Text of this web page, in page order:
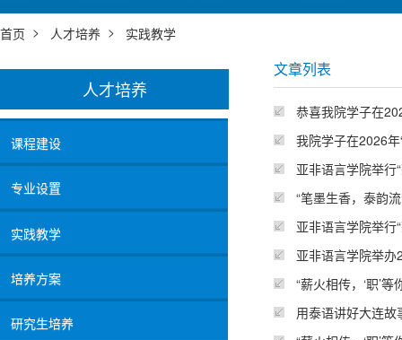
首页 > 人才培养 > 实践教学
人才培养
课程建设
专业设置
实践教学
培养方案
研究生培养
文章列表
恭喜我院学子在
我院学子在2026
亚非语言学院举
“笔墨生香，泰韵
亚非语言学院举
亚非语言学院举
“薪火相传，‘职’
用泰语讲好大连